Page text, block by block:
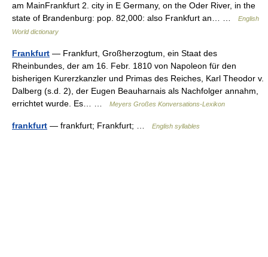
am MainFrankfurt 2. city in E Germany, on the Oder River, in the
state of Brandenburg: pop. 82,000: also Frankfurt an… …
English
World dictionary
Frankfurt — Frankfurt, Großherzogtum, ein Staat des
Rheinbundes, der am 16. Febr. 1810 von Napoleon für den
bisherigen Kurerzkanzler und Primas des Reiches, Karl Theodor v.
Dalberg (s.d. 2), der Eugen Beauharnais als Nachfolger annahm,
errichtet wurde. Es… …
Meyers Großes Konversations-Lexikon
frankfurt — frankfurt; Frankfurt; … English syllables